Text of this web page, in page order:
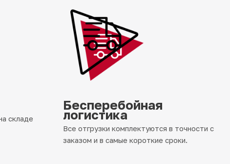
складе
Бесперебойная
логистика
Все отгрузки комплектуются в точности с
заказом и в самые короткие сроки.